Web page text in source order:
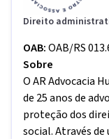
Direito
OAB:OAB/RS
Sobre
O AR Advocacia
de 25 anos de
proteção dos
social. Através